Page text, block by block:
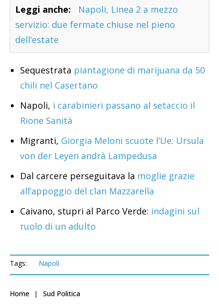
Leggi anche:
Napoli, Linea 2 a mezzo
servizio: due fermate chiuse nel pieno
dell’estate
Sequestrata piantagione di marijuana da 50
chili nel Casertano
Napoli, i carabinieri passano al setaccio il
Rione Sanità
Migranti, Giorgia Meloni scuote l’Ue: Ursula
von der Leyen andrà Lampedusa
Dal carcere perseguitava la moglie grazie
all’appoggio del clan Mazzarella
Caivano, stupri al Parco Verde: indagini sul
ruolo di un adulto
Tags: Napoli
Home Sud Politica